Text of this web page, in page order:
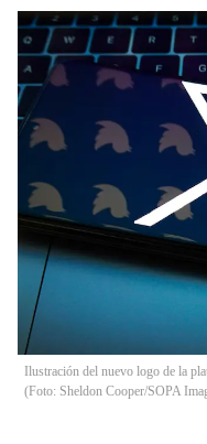
Ilustración del nuevo logo de la
(Foto: Sheldon Cooper/SOPA